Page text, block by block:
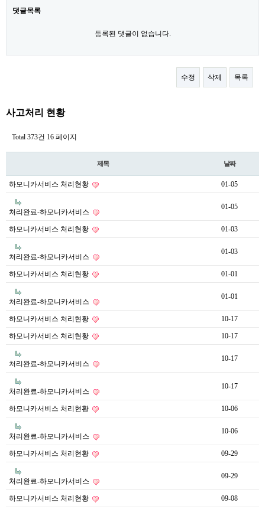
댓글목록
등록된 댓글이 없습니다.
수정 삭제 목록
사고처리 현황
Total 373건 16 페이지
제목 날짜
하모니카서비스 처리현황 01-05
처리완료-하모니카서비스
01-05
하모니카서비스 처리현황 01-03
처리완료-하모니카서비스
01-03
하모니카서비스 처리현황 01-01
처리완료-하모니카서비스
01-01
하모니카서비스 처리현황 10-17
하모니카서비스 처리현황 10-17
처리완료-하모니카서비스
10-17
처리완료-하모니카서비스
10-17
하모니카서비스 처리현황 10-06
처리완료-하모니카서비스
10-06
하모니카서비스 처리현황 09-29
처리완료-하모니카서비스
09-29
하모니카서비스 처리현황 09-08